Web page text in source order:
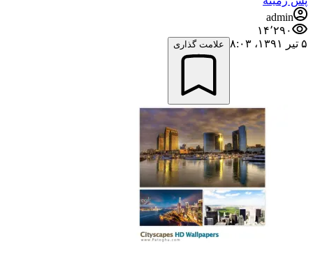
admin
۱۴٬۲۹۰
علامت گذاری